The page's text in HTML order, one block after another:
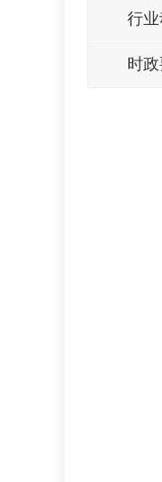
行
时政